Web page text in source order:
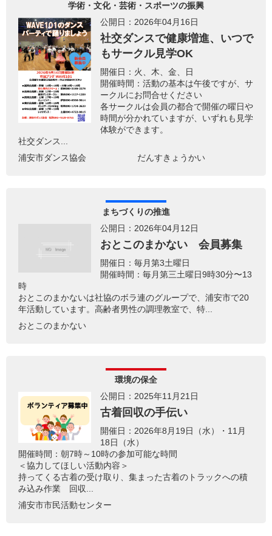
学術・文化・芸術・スポーツの振興
公開日：2026年04月16日
社交ダンスで健康増進、いつで
もサークル見学OK
開催日：火、木、金、日
開催時間：活動の基本は午後ですが、サ
ークルにお問合せください
各サークルは会員の都合で開催の曜日や
時間が分かれていますが、いずれも見学
体験ができます。
社交ダンス...
浦安市ダンス協会 だんすきょうかい
まちづくりの推進
公開日：2026年04月12日
おとこのまかない 会員募集
開催日：毎月第3土曜日
開催時間：毎月第三土曜日9時30分〜13
時
おとこのまかないは社協のボラ連のグループで、浦安市で20
年活動しています。高齢者男性の調理教室で、特...
おとこのまかない
環境の保全
公開日：2025年11月21日
古着回収の手伝い
開催日：2026年8月19日（水）・11月
18日（水）
開催時間：朝7時～10時の参加可能な時間
＜協力してほしい活動内容＞
持ってくる古着の受け取り、集まった古着のトラックへの積
み込み作業 回収...
浦安市市民活動センター